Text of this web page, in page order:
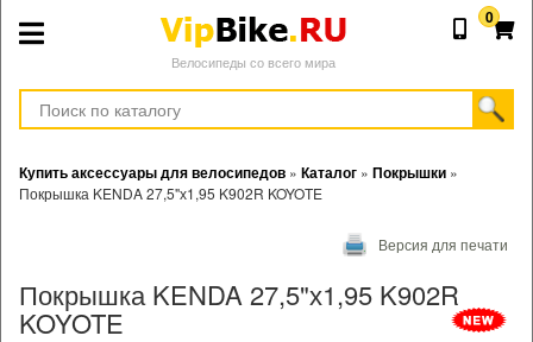
Велосипеды со всего мира
0
Купить аксессуары для велосипедов » Каталог » Покрышки »
Покрышка KENDA 27,5"х1,95 K902R KOYOTE
Версия для печати
Покрышка KENDA 27,5"х1,95 K902R
KOYOTE